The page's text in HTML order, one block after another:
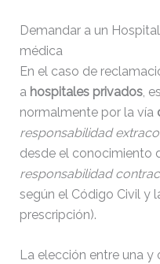
Demandar a un
médica
En el caso de
a hospitales privados,
normalmente por la vía
responsabilidad
desde el conocimiento
responsabilidad
según el Código Civil y
prescripción).
La elección entre una